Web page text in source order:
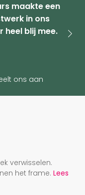
maakte een
in ons
heel blij mee.
ons aan
verwisselen.
het frame. Lees